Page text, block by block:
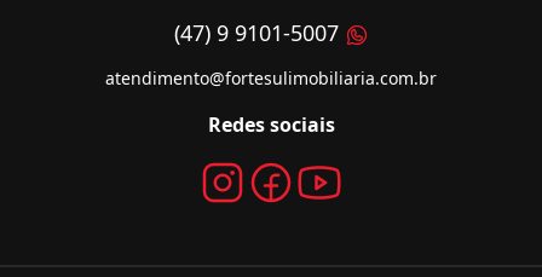
(47) 9 9101-5007
atendimento@fortesulimobiliaria.com.br
Redes sociais